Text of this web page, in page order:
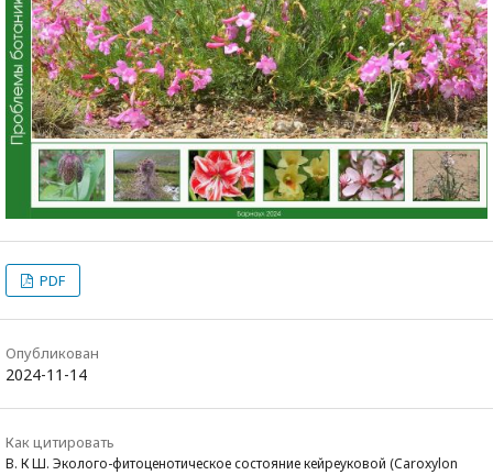
PDF
Опубликован
2024-11-14
Как цитировать
В. К Ш. Эколого-фитоценотическое состояние кейреуковой (Caroxylon